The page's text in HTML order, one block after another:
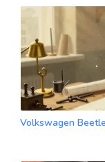
Volkswagen